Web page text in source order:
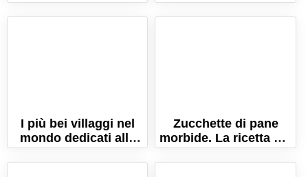
Ricetta tradizionale al
forno!
orrore per tutti i sensi!
I più bei villaggi nel
mondo dedicati alla
zucca!
Zucchette di pane
morbide. La ricetta dei
panini alla zucca di
Halloween!